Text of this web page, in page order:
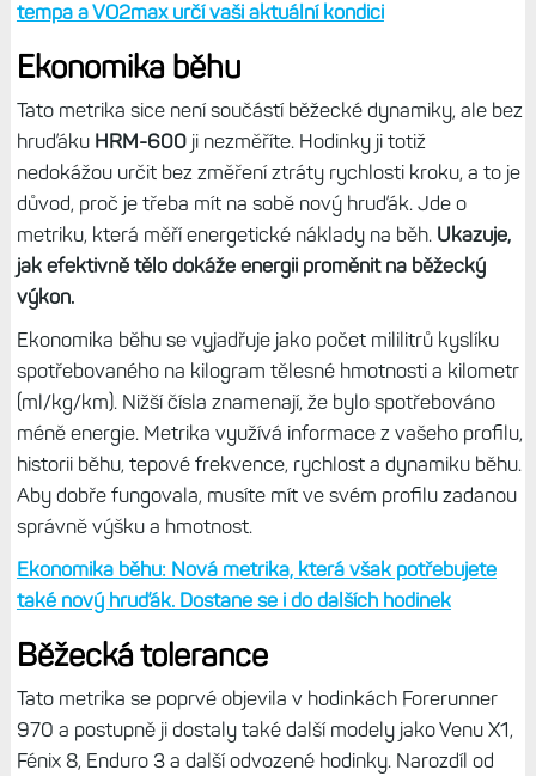
zemi. Stejně jako u tepové frekvence i u výkonu je možno
tréninky.Zatímco tepovka reaguje na změnu tempa či
sklonu terénu se zpožděním, výkon okamžitě.V členitém
terénu nebo za větrného počasí je tak snazší držet se
nastavené hodnoty výkonu než hlídání tepové frekvence.
Běžecký výkon: Základní přehled – možnosti, senzory,
nastavení, podpora modelů hodinek
Zhodnocení výkonu
slouží k posouzení vaší aktuální schopnosti podávat
výkony. Během prvních 6 až 20 minut běhu analyzuje
tato metrika vaše tempo, srdeční tep a variabilitu
srdečního tepu. Výsledné číslo představuje vyhodnocení
odchylky od vašeho základního skóre VO2max v reálném
čase, přičemž každý bod na stupnici představuje asi 1 %
vašeho VO2max.Čím vyšší je toto číslo, tím lepší výkon
můžete očekávat.
Zhodnocení výkonu: Víte, jak vám to dnes běhá? Analýza
Ekonomika běhu
Tato metrika sice není součástí běžecké dynamiky, ale bez
hruďákuHRM-600ji nezměříte. Hodinky ji totiž